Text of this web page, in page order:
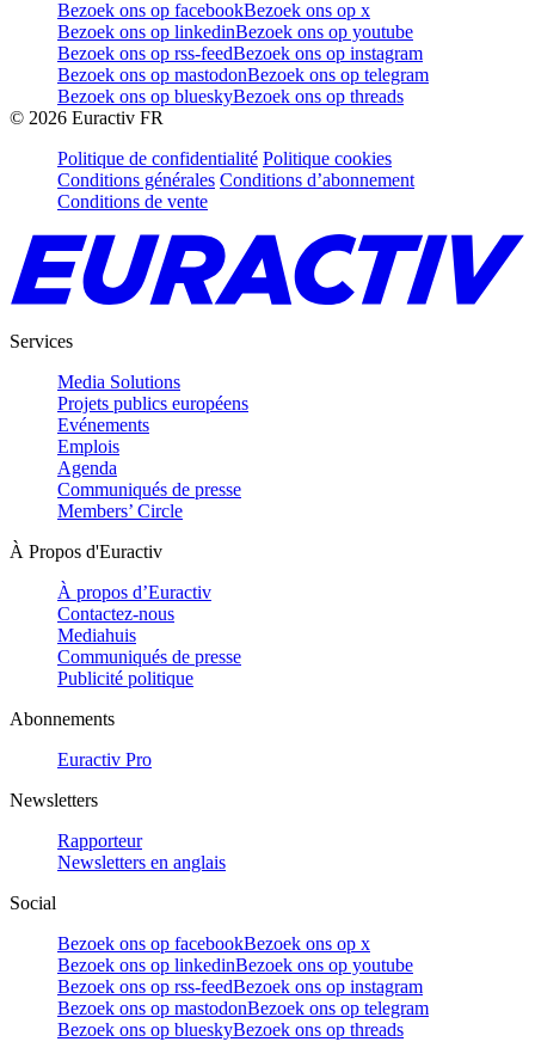
Bezoek ons op facebookBezoek ons op x
Bezoek ons op linkedinBezoek ons op youtube
Bezoek ons op rss-feedBezoek ons op instagram
Bezoek ons op mastodonBezoek ons op telegram
Bezoek ons op blueskyBezoek ons op threads
© 2026 Euractiv FR
Politique de confidentialité Politique cookies
Conditions générales Conditions d’abonnement
Conditions de vente
Services
Media Solutions
Projets publics européens
Evénements
Emplois
Agenda
Communiqués de presse
Members’ Circle
À Propos d'Euractiv
À propos d’Euractiv
Contactez-nous
Mediahuis
Communiqués de presse
Publicité politique
Abonnements
Euractiv Pro
Newsletters
Rapporteur
Newsletters en anglais
Social
Bezoek ons op facebookBezoek ons op x
Bezoek ons op linkedinBezoek ons op youtube
Bezoek ons op rss-feedBezoek ons op instagram
Bezoek ons op mastodonBezoek ons op telegram
Bezoek ons op blueskyBezoek ons op threads